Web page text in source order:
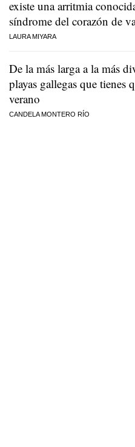
existe una arritmia
síndrome del corazón de
LAURA MIYARA
De la más larga a la más
playas gallegas que tienes
verano
CANDELA MONTERO RÍO